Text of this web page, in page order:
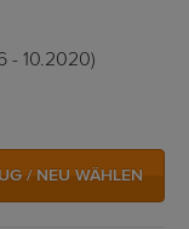
- 10.2020)
/ NEU WÄHLEN